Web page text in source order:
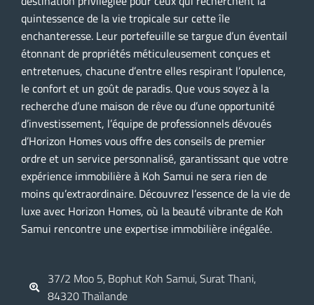
quintessence de la vie tropicale sur cette île
enchanteresse. Leur portefeuille se targue d’un éventail
étonnant de propriétés méticuleusement conçues et
entretenues, chacune d’entre elles respirant l’opulence,
le confort et un goût de paradis. Que vous soyez à la
recherche d’une maison de rêve ou d’une opportunité
d’investissement, l’équipe de professionnels dévoués
d’Horizon Homes vous offre des conseils de premier
ordre et un service personnalisé, garantissant que votre
expérience immobilière à Koh Samui ne sera rien de
moins qu’extraordinaire. Découvrez l’essence de la vie de
luxe avec Horizon Homes, où la beauté vibrante de Koh
Samui rencontre une expertise immobilière inégalée.
37/2 Moo 5, Bophut Koh Samui, Surat Thani,
84320 Thaïlande